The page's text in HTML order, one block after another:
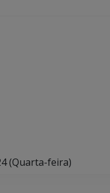
(Quarta-feira)